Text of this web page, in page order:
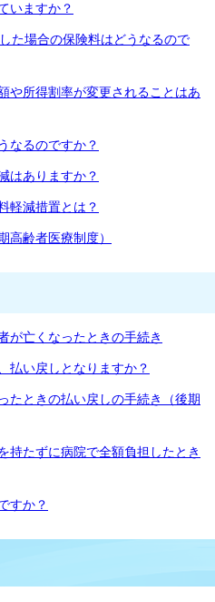
いますか？
た場合の保険料はどうなるので
や所得割率が変更されることはあ
なるのですか？
はありますか？
軽減措置とは？
高齢者医療制度）
が亡くなったときの手続き
払い戻しとなりますか？
たときの払い戻しの手続き（後期
持たずに病院で全額負担したとき
すか？